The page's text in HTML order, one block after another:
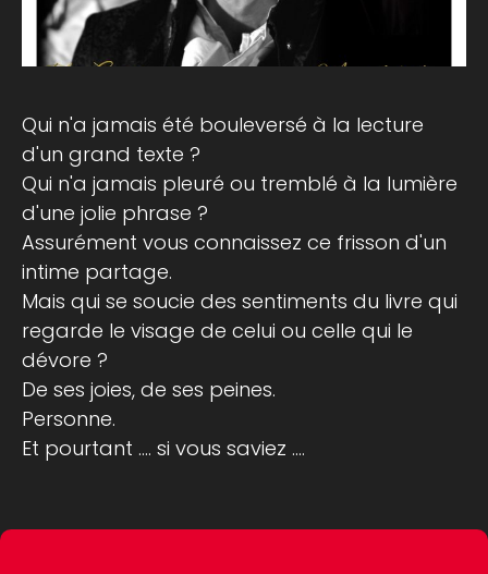
Qui n'a jamais été bouleversé à la lecture
d'un grand texte ?
Qui n'a jamais pleuré ou tremblé à la lumière
d'une jolie phrase ?
Assurément vous connaissez ce frisson d'un
intime partage.
Mais qui se soucie des sentiments du livre qui
regarde le visage de celui ou celle qui le
dévore ?
De ses joies, de ses peines.
Personne.
Et pourtant .... si vous saviez ....